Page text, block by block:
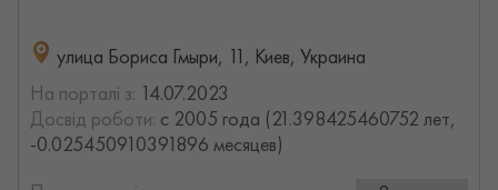
улица Бориса Гмыри, 11, Киев, Украина
На порталі з: 14.07.2023
Досвід роботи: с 2005 года (21.398425460752 лет,
-0.025450910391896 месяцев)